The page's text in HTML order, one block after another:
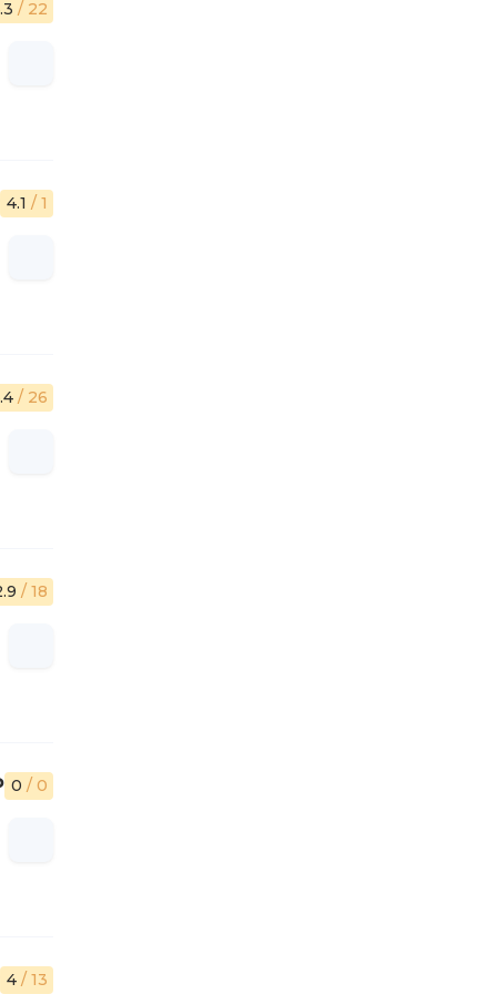
/ 22
4.1 / 1
/ 26
/ 18
0 / 0
4 / 13